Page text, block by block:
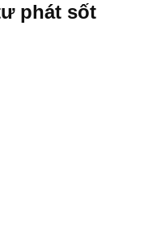
phát sốt